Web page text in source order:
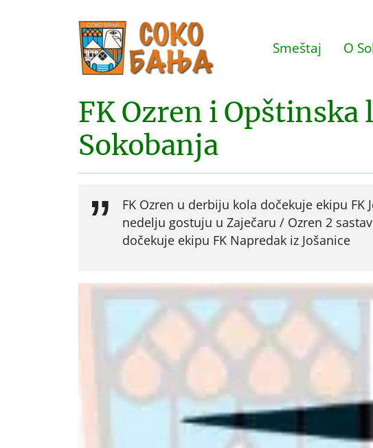
Smeštaj O
FK Ozren i Opštinska
Sokobanja
FK Ozren u derbiju kola dočekuje ekipu
nedelju gostuju u Zaječaru / Ozren 2
dočekuje ekipu FK Napredak iz Jošanice